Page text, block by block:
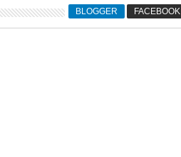
BLOGGER FACEBOOK